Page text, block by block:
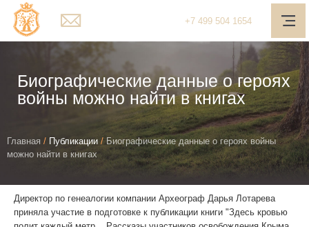
+7 499 504 1654
О компании
Услуги
Наш подход
Медиа-центр
Полезное
Контакты
Обратная связь
Биографические данные о героях
войны можно найти в книгах
You
are
here
Главная / Публикации / Биографические данные о героях войны
можно найти в книгах
Директор по генеалогии компании Археограф Дарья Лотарева
приняла участие в подготовке к публикации книги "Здесь кровью